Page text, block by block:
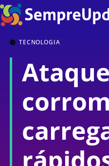
TECNOLOGIA
Ataque